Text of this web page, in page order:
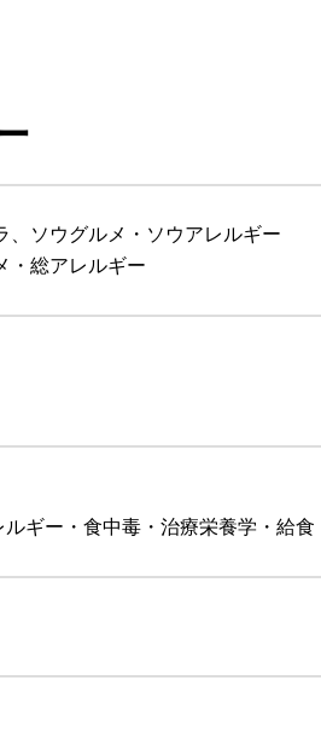
ソウグルメ・ソウアレルギー
・総アレルギー
ギー・食中毒・治療栄養学・給